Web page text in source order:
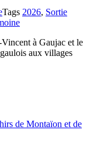
Tags 2026, Sortie
à Gaujac et le
aux villages